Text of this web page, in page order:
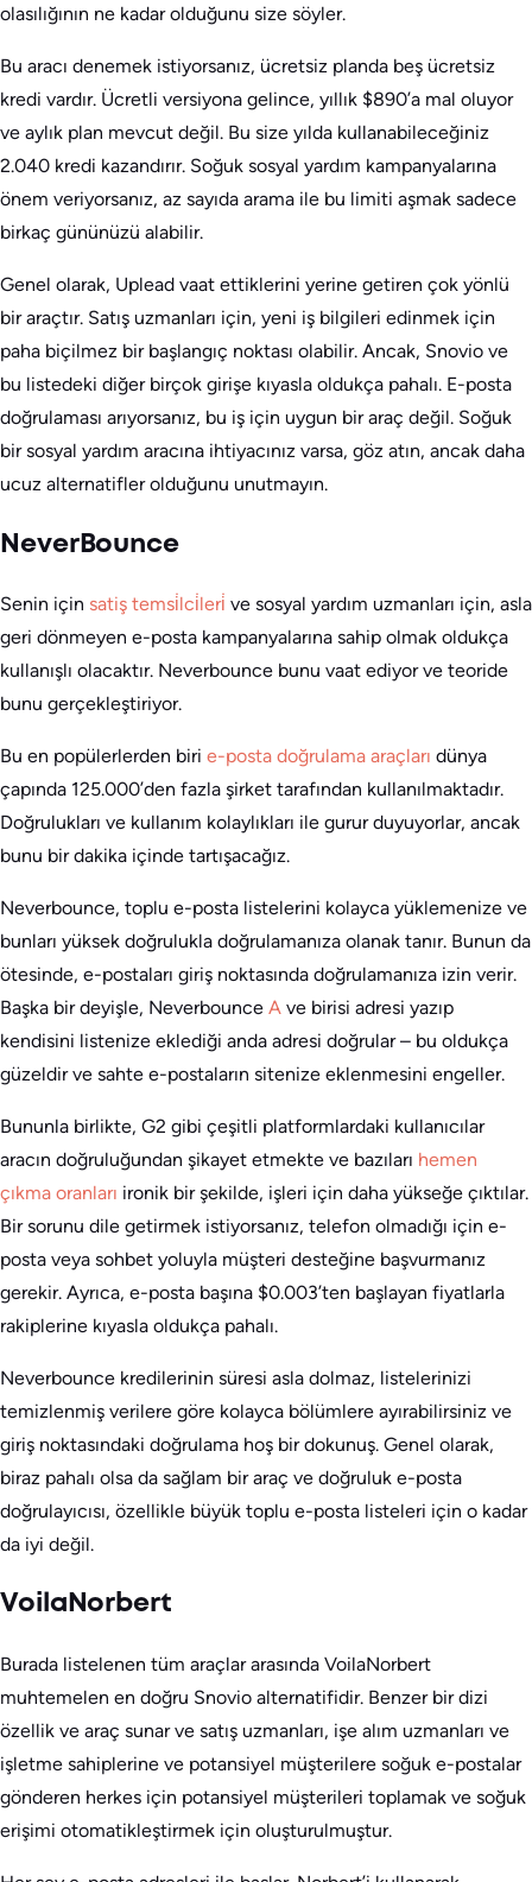
olasılığının ne kadar olduğunu size söyler.
Bu aracı denemek istiyorsanız, ücretsiz planda beş ücretsiz
kredi vardır. Ücretli versiyona gelince, yıllık $890’a mal oluyor
ve aylık plan mevcut değil. Bu size yılda kullanabileceğiniz
2.040 kredi kazandırır. Soğuk sosyal yardım kampanyalarına
önem veriyorsanız, az sayıda arama ile bu limiti aşmak sadece
birkaç gününüzü alabilir.
Genel olarak, Uplead vaat ettiklerini yerine getiren çok yönlü
bir araçtır. Satış uzmanları için, yeni iş bilgileri edinmek için
paha biçilmez bir başlangıç noktası olabilir. Ancak, Snovio ve
bu listedeki diğer birçok girişe kıyasla oldukça pahalı. E-posta
doğrulaması arıyorsanız, bu iş için uygun bir araç değil. Soğuk
bir sosyal yardım aracına ihtiyacınız varsa, göz atın, ancak daha
ucuz alternatifler olduğunu unutmayın.
NeverBounce
Senin için satiş temsi̇lci̇leri̇ ve sosyal yardım uzmanları için, asla
geri dönmeyen e-posta kampanyalarına sahip olmak oldukça
kullanışlı olacaktır. Neverbounce bunu vaat ediyor ve teoride
bunu gerçekleştiriyor.
Bu en popülerlerden biri e-posta doğrulama araçları dünya
çapında 125.000’den fazla şirket tarafından kullanılmaktadır.
Doğrulukları ve kullanım kolaylıkları ile gurur duyuyorlar, ancak
bunu bir dakika içinde tartışacağız.
Neverbounce, toplu e-posta listelerini kolayca yüklemenize ve
bunları yüksek doğrulukla doğrulamanıza olanak tanır. Bunun da
ötesinde, e-postaları giriş noktasında doğrulamanıza izin verir.
Başka bir deyişle, Neverbounce A ve birisi adresi yazıp
kendisini listenize eklediği anda adresi doğrular – bu oldukça
güzeldir ve sahte e-postaların sitenize eklenmesini engeller.
Bununla birlikte, G2 gibi çeşitli platformlardaki kullanıcılar
aracın doğruluğundan şikayet etmekte ve bazıları hemen
çıkma oranları ironik bir şekilde, işleri için daha yükseğe çıktılar.
Bir sorunu dile getirmek istiyorsanız, telefon olmadığı için e-
posta veya sohbet yoluyla müşteri desteğine başvurmanız
gerekir. Ayrıca, e-posta başına $0.003’ten başlayan fiyatlarla
rakiplerine kıyasla oldukça pahalı.
Neverbounce kredilerinin süresi asla dolmaz, listelerinizi
temizlenmiş verilere göre kolayca bölümlere ayırabilirsiniz ve
giriş noktasındaki doğrulama hoş bir dokunuş. Genel olarak,
biraz pahalı olsa da sağlam bir araç ve doğruluk e-posta
doğrulayıcısı, özellikle büyük toplu e-posta listeleri için o kadar
da iyi değil.
VoilaNorbert
Burada listelenen tüm araçlar arasında VoilaNorbert
muhtemelen en doğru Snovio alternatifidir. Benzer bir dizi
özellik ve araç sunar ve satış uzmanları, işe alım uzmanları ve
işletme sahiplerine ve potansiyel müşterilere soğuk e-postalar
gönderen herkes için potansiyel müşterileri toplamak ve soğuk
erişimi otomatikleştirmek için oluşturulmuştur.